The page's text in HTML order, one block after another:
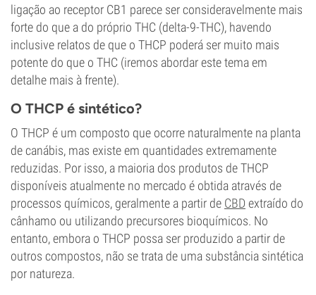
ligação ao receptor CB1 parece ser consideravelmente mais
forte do que a do próprio THC (delta-9-THC), havendo
inclusive relatos de que o THCP poderá ser muito mais
potente do que o THC (iremos abordar este tema em
detalhe mais à frente).
O THCP é sintético?
O THCP é um composto que ocorre naturalmente na planta
de canábis, mas existe em quantidades extremamente
reduzidas. Por isso, a maioria dos produtos de THCP
disponíveis atualmente no mercado é obtida através de
processos químicos, geralmente a partir de CBD extraído do
cânhamo ou utilizando precursores bioquímicos. No
entanto, embora o THCP possa ser produzido a partir de
outros compostos, não se trata de uma substância sintética
por natureza.